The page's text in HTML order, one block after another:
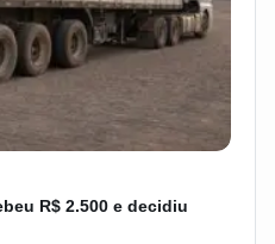
R$ 2.500 e decidiu